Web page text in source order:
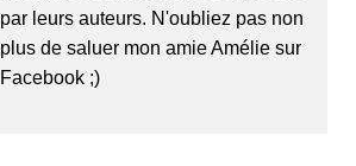
par leurs auteurs. N'oubliez pas non
plus de saluer mon amie Amélie sur
Facebook ;)